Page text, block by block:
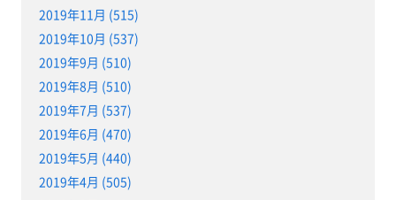
2019年11月 (515)
2019年10月 (537)
2019年9月 (510)
2019年8月 (510)
2019年7月 (537)
2019年6月 (470)
2019年5月 (440)
2019年4月 (505)